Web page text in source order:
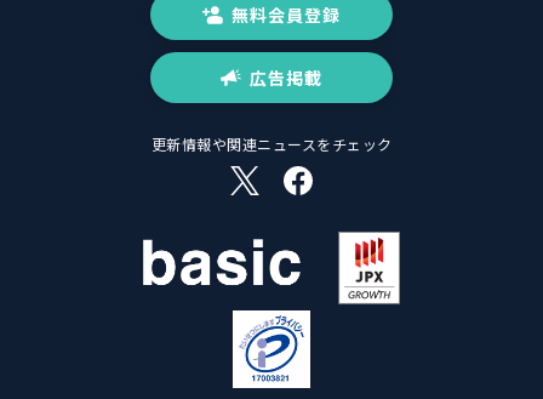
無料会員登録
広告掲載
更新情報や関連ニュースをチェック